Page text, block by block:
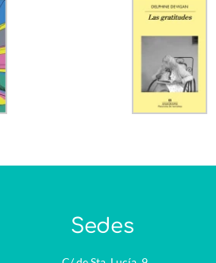
Sedes